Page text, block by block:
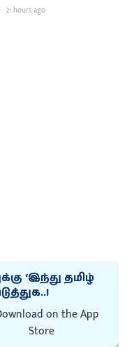
21 hours ago
‘இந்து தமிழ்